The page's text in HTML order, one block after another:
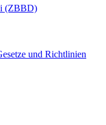
(ZBBD)
und Richt­li­ni­en